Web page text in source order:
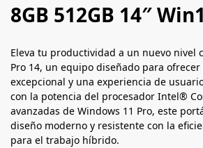
8GB 512GB 14″
Eleva tu productividad a un nuevo nivel
Pro 14, un equipo diseñado para
excepcional y una experiencia de
con la potencia del procesador Intel®
avanzadas de Windows 11 Pro, este
diseño moderno y resistente con la
para el trabajo híbrido.